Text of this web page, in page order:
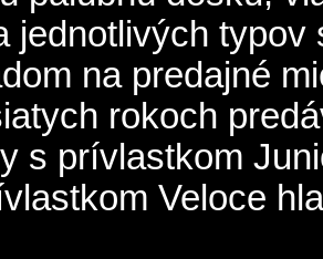
jednotlivých
na predajné
rokoch
s prívlastkom
Veloce